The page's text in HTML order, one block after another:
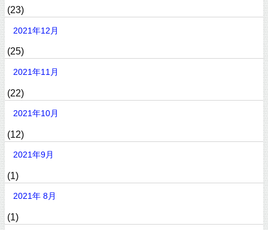
(23)
2021年12月
(25)
2021年11月
(22)
2021年10月
(12)
2021年9月
(1)
2021年 8月
(1)